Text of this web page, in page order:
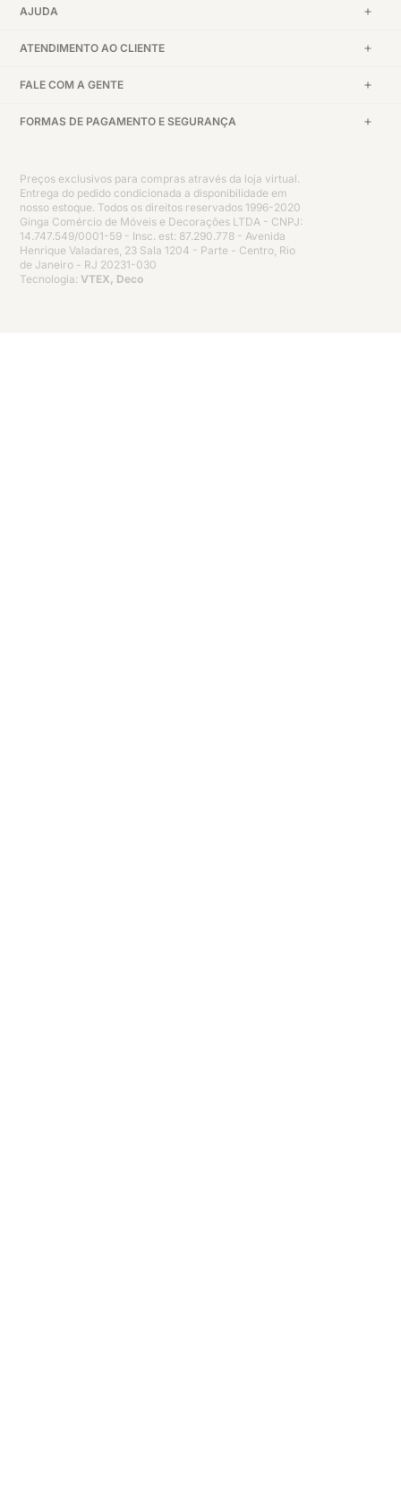
AJUDA
ATENDIMENTO AO CLIENTE
FALE COM A GENTE
FORMAS DE PAGAMENTO E SEGURANÇA
Preços exclusivos para compras através da loja virtual.
Entrega do pedido condicionada a disponibilidade em
nosso estoque. Todos os direitos reservados 1996-2020
Ginga Comércio de Móveis e Decorações LTDA - CNPJ:
14.747.549/0001-59 - Insc. est: 87.290.778 - Avenida
Henrique Valadares, 23 Sala 1204 - Parte - Centro, Rio
de Janeiro - RJ 20231-030
Tecnologia: VTEX, Deco